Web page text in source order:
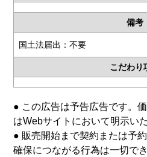
備考
国土法届出：不要
こだわり
● この広告は予告広告です。
はWebサイトにおいて明示い
● 販売開始まで契約または予
確保につながる行為は一切でき